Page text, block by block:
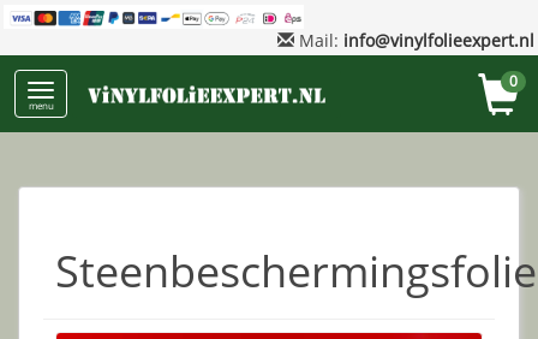
Mail: info@vinylfolieexpert.nl
menu
0
Steenbeschermingsfolie